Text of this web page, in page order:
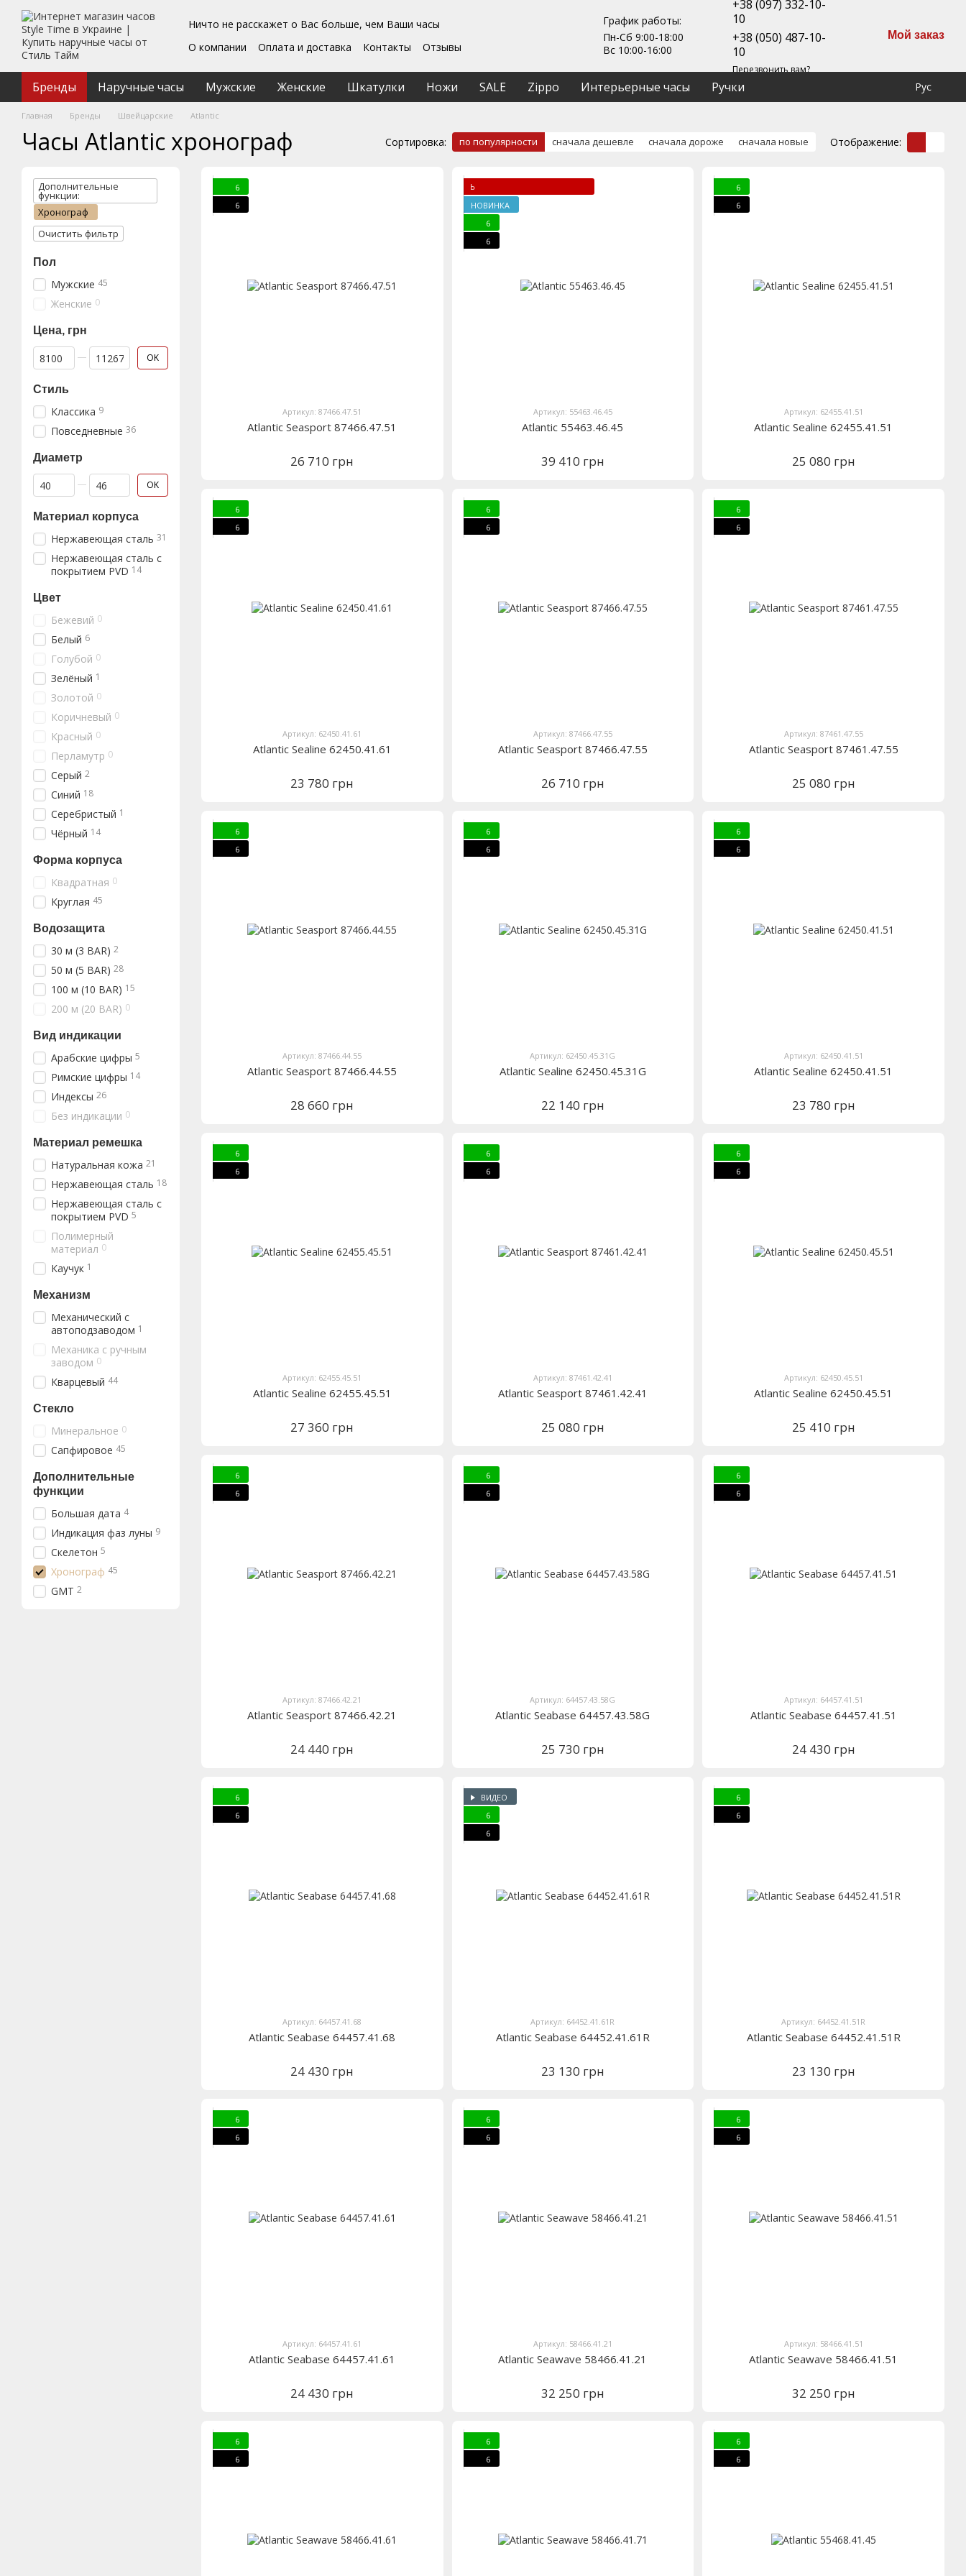
Перейти к основному контенту
Ничто не расскажет о Вас больше, чем Ваши часы
О компании
Оплата и доставка Контакты
Отзывы
Пользовательское соглашение
График работы:
Пн-Сб 9:00-18:00
Вс 10:00-16:00
+38 (097) 332-10-
10
+38 (050) 487-10-
10
Перезвонить вам?
Мой заказ
Бренды Наручные часы Мужские Женские Шкатулки Ножи SALE Zippo Интерьерные часы Ручки Рус
Главная Бренды Швейцарские Atlantic
Часы Atlantic хронограф Сортировка: по популярности сначала дешевле сначала дороже сначала новые Отображение:
6
6
Артикул: 87466.47.51
Atlantic Seasport 87466.47.51
26 710 грн
НОВИНКА
6
6
Артикул: 55463.46.45
Atlantic 55463.46.45
39 410 грн
6
6
Артикул: 62455.41.51
Atlantic Sealine 62455.41.51
25 080 грн
6
6
Артикул: 62450.41.61
Atlantic Sealine 62450.41.61
23 780 грн
6
6
Артикул: 87466.47.55
Atlantic Seasport 87466.47.55
26 710 грн
6
6
Артикул: 87461.47.55
Atlantic Seasport 87461.47.55
25 080 грн
6
6
Артикул: 87466.44.55
Atlantic Seasport 87466.44.55
28 660 грн
6
6
Артикул: 62450.45.31G
Atlantic Sealine 62450.45.31G
22 140 грн
6
6
Артикул: 62450.41.51
Atlantic Sealine 62450.41.51
23 780 грн
6
6
Артикул: 62455.45.51
Atlantic Sealine 62455.45.51
27 360 грн
6
6
Артикул: 87461.42.41
Atlantic Seasport 87461.42.41
25 080 грн
6
6
Артикул: 62450.45.51
Atlantic Sealine 62450.45.51
25 410 грн
6
6
Артикул: 87466.42.21
Atlantic Seasport 87466.42.21
24 440 грн
6
6
Артикул: 64457.43.58G
Atlantic Seabase 64457.43.58G
25 730 грн
6
6
Артикул: 64457.41.51
Atlantic Seabase 64457.41.51
24 430 грн
6
6
Артикул: 64457.41.68
Atlantic Seabase 64457.41.68
24 430 грн
ВИДЕО
6
6
Артикул: 64452.41.61R
Atlantic Seabase 64452.41.61R
23 130 грн
6
6
Артикул: 64452.41.51R
Atlantic Seabase 64452.41.51R
23 130 грн
6
6
Артикул: 64457.41.61
Atlantic Seabase 64457.41.61
24 430 грн
6
6
Артикул: 58466.41.21
Atlantic Seawave 58466.41.21
32 250 грн
6
6
Артикул: 58466.41.51
Atlantic Seawave 58466.41.51
32 250 грн
6
6
6
6
6
6
Дополнительные
функции:
Хронограф
Очистить фильтр
Пол
Мужские 45
Женские 0
Цена, грн
От Цена, грн
До Цена, грн OK
Стиль
Классика 9
Повседневные 36
Диаметр
От Диаметр
До Диаметр OK
Материал корпуса
Нержавеющая сталь 31
Нержавеющая сталь с
покрытием PVD 14
Цвет
Бежевий 0
Белый 6
Голубой 0
Зелёный 1
Золотой 0
Коричневый 0
Красный 0
Перламутр 0
Серый 2
Синий 18
Серебристый 1
Чёрный 14
Форма корпуса
Квадратная 0
Круглая 45
Водозащита
30 м (3 BAR) 2
50 м (5 BAR) 28
100 м (10 BAR) 15
200 м (20 BAR) 0
Вид индикации
Арабские цифры 5
Римские цифры 14
Индексы 26
Без индикации 0
Материал ремешка
Натуральная кожа 21
Нержавеющая сталь 18
Нержавеющая сталь с
покрытием PVD 5
Полимерный
материал 0
Каучук 1
Механизм
Механический с
автоподзаводом 1
Механика с ручным
заводом 0
Кварцевый 44
Стекло
Минеральное 0
Сапфировое 45
Дополнительные
функции
Большая дата 4
Индикация фаз луны 9
Скелетон 5
Хронограф 45
GMT 2